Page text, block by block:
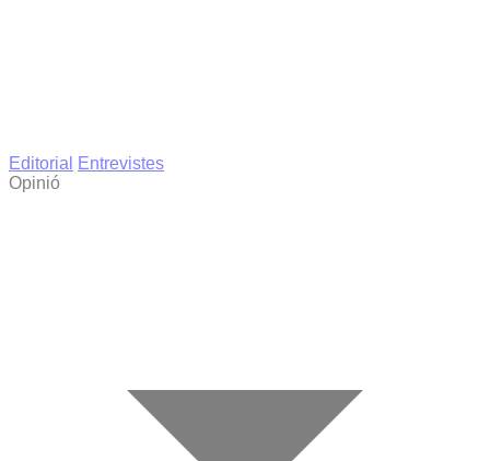
Editorial
Entrevistes
Opinió